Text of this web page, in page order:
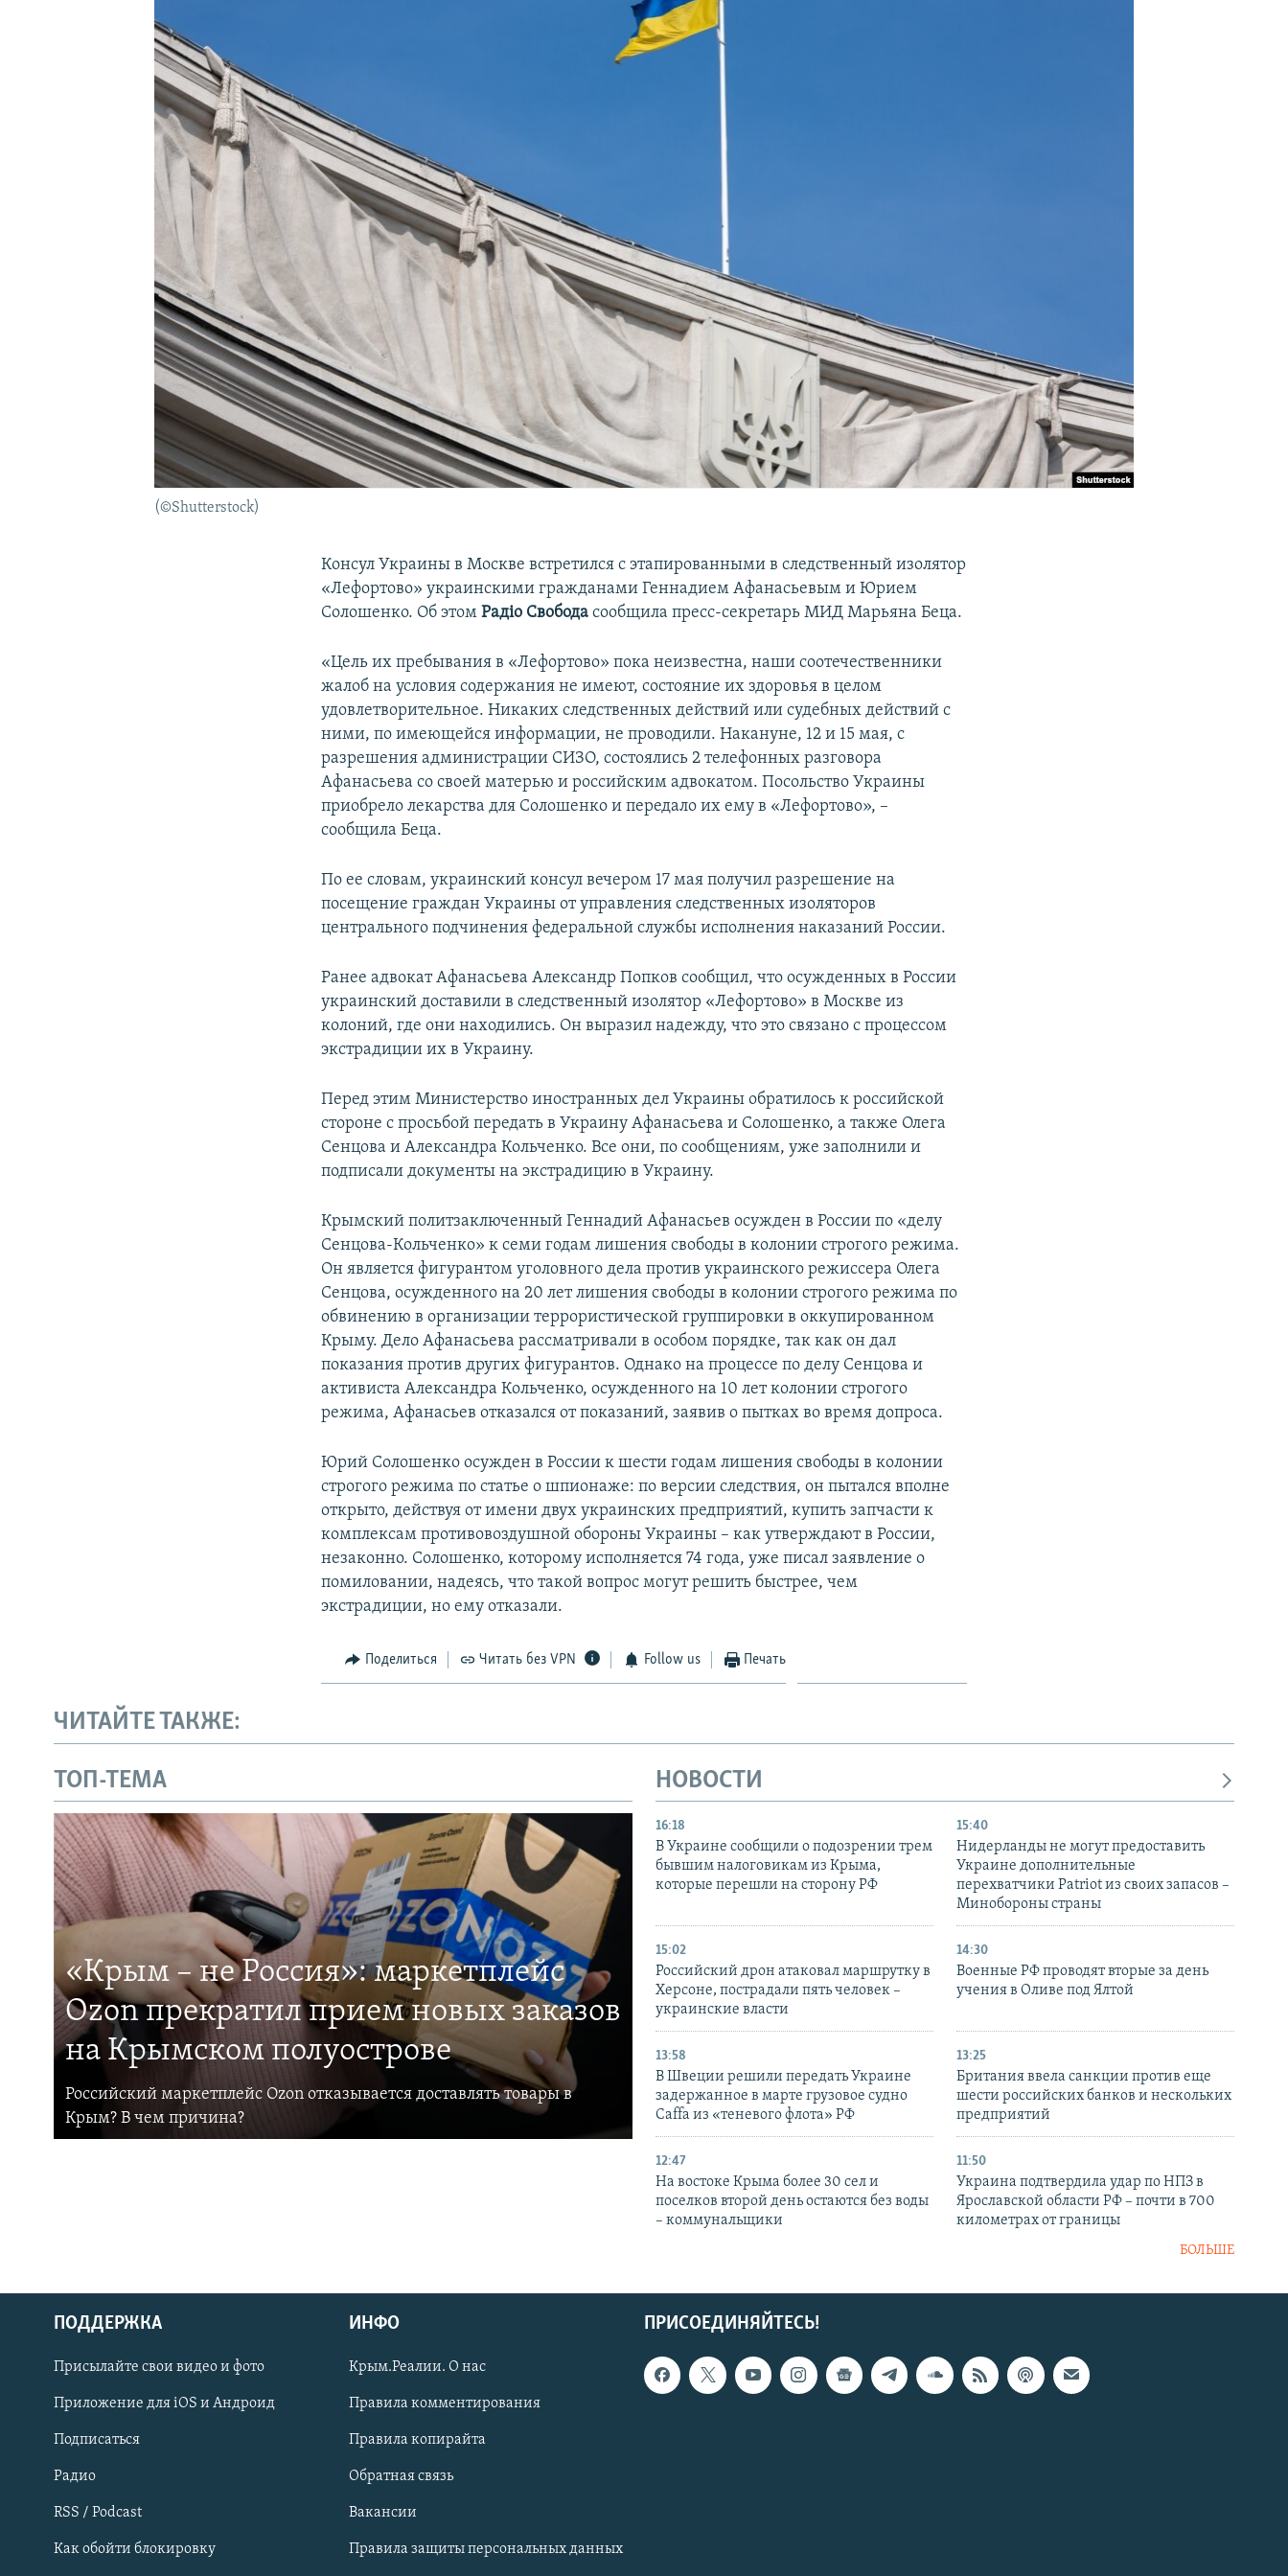
КРЫМ.НЕПОКОРЕННЫЙ
УКРАИНСКАЯ ПРОБЛЕМА КРЫМА
Українською
Qırımtatar
ПРИСОЕДИНЯЙТЕСЬ!
(©Shutterstock)
Консул Украины в Москве встретился с этапированными в следственный изолятор
«Лефортово» украинскими гражданами Геннадием Афанасьевым и Юрием
Солошенко. Об этомРадiо Свобода сообщила пресс-секретарь МИД Марьяна Беца.
«Цель их пребывания в «Лефортово» пока неизвестна, наши соотечественники
жалоб на условия содержания не имеют, состояние их здоровья в целом
удовлетворительное. Никаких следственных действий или судебных действий с
ними, по имеющейся информации, не проводили. Накануне, 12 и 15 мая, с
разрешения администрации СИЗО, состоялись 2 телефонных разговора
Афанасьева со своей матерью и российским адвокатом. Посольство Украины
приобрело лекарства для Солошенко и передало их ему в «Лефортово», –
сообщила Беца.
По ее словам, украинский консул вечером 17 мая получил разрешение на
посещение граждан Украины от управления следственных изоляторов
центрального подчинения федеральной службы исполнения наказаний России.
Ранее адвокат Афанасьева Александр Попков сообщил, что осужденных в России
украинский доставили в следственный изолятор «Лефортово» в Москве из
колоний, где они находились. Он выразил надежду, что это связано с процессом
экстрадиции их в Украину.
Перед этим Министерство иностранных дел Украины обратилось к российской
стороне с просьбой передать в Украину Афанасьева и Солошенко, а также Олега
Сенцова и Александра Кольченко. Все они, по сообщениям, уже заполнили и
подписали документы на экстрадицию в Украину.
Крымский политзаключенный Геннадий Афанасьев осужден в России по «делу
Сенцова-Кольченко» к семи годам лишения свободы в колонии строгого режима.
Он является фигурантом уголовного дела против украинского режиссера Олега
Сенцова, осужденного на 20 лет лишения свободы в колонии строгого режима по
обвинению в организации террористической группировки в оккупированном
Крыму. Дело Афанасьева рассматривали в особом порядке, так как он дал
показания против других фигурантов. Однако на процессе по делу Сенцова и
активиста Александра Кольченко, осужденного на 10 лет колонии строгого
режима, Афанасьев отказался от показаний, заявив о пытках во время допроса.
Юрий Солошенко осужден в России к шести годам лишения свободы в колонии
строгого режима по статье о шпионаже: по версии следствия, он пытался вполне
открыто, действуя от имени двух украинских предприятий, купить запчасти к
комплексам противовоздушной обороны Украины – как утверждают в России,
незаконно. Солошенко, которому исполняется 74 года, уже писал заявление о
помиловании, надеясь, что такой вопрос могут решить быстрее, чем
экстрадиции, но ему отказали.
Поделиться Читать без VPN Follow us Печать
ЧИТАЙТЕ ТАКЖЕ:
ТОП-ТЕМА
«Крым – не Россия»: маркетплейс
Ozon прекратил прием новых заказов
на Крымском полуострове
Российский маркетплейс Ozon отказывается доставлять товары в
Крым? В чем причина?
НОВОСТИ
16:18
В Украине сообщили о подозрении трем
бывшим налоговикам из Крыма,
которые перешли на сторону РФ
15:40
Нидерланды не могут предоставить
Украине дополнительные
перехватчики Patriot из своих запасов –
Минобороны страны
15:02
Российский дрон атаковал маршрутку в
Херсоне, пострадали пять человек –
украинские власти
14:30
Военные РФ проводят вторые за день
учения в Оливе под Ялтой
13:58
В Швеции решили передать Украине
задержанное в марте грузовое судно
Caffa из «теневого флота» РФ
13:25
Британия ввела санкции против еще
шести российских банков и нескольких
предприятий
12:47
На востоке Крыма более 30 сел и
поселков второй день остаются без воды
– коммунальщики
11:50
Украина подтвердила удар по НПЗ в
Ярославской области РФ – почти в 700
километрах от границы
БОЛЬШЕ
ПРИСОЕДИНЯЙТЕСЬ!
ПОДДЕРЖКА
Присылайте свои видео и фото
Приложение для iOS и Андроид
Подписаться
Радио
RSS / Podcast
Как обойти блокировку
ИНФО
Крым.Реалии. О нас
Правила комментирования
Правила копирайта
Обратная связь
Вакансии
Правила защиты персональных данных